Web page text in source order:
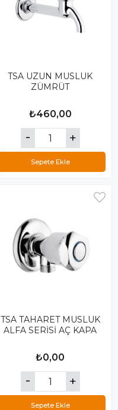
TSA UZUN MUSLUK
ZÜMRÜT
₺460,00
Sepete Ekle
TSA TAHARET MUSLUK
ALFA SERİSİ AÇ KAPA
₺0,00
Sepete Ekle